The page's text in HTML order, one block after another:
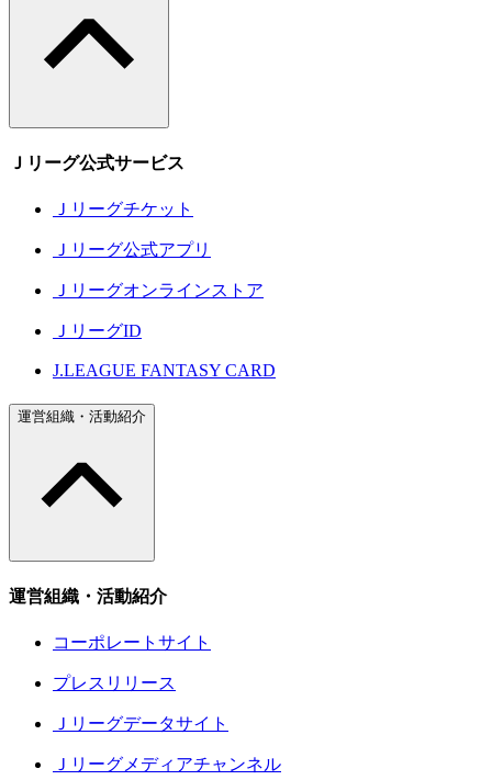
Ｊリーグ公式サービス
Ｊリーグチケット
Ｊリーグ公式アプリ
Ｊリーグオンラインストア
ＪリーグID
J.LEAGUE FANTASY CARD
運営組織・活動紹介
運営組織・活動紹介
コーポレートサイト
プレスリリース
Ｊリーグデータサイト
Ｊリーグメディアチャンネル